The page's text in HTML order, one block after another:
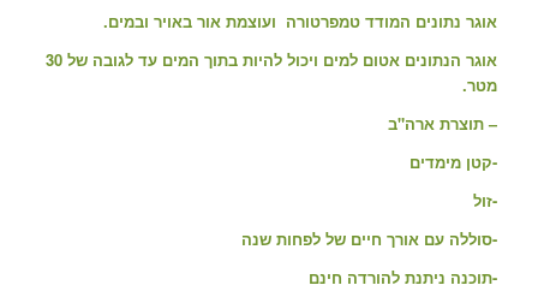
אוגר נתונים המודד טמפרטורה ועוצמת אור באויר ובמים.
אוגר הנתונים אטום למים ויכול להיות בתוך המים עד לגובה של 30
מטר.
– תוצרת ארה"ב
-קטן מימדים
-זול
-סוללה עם אורך חיים של לפחות שנה
-תוכנה ניתנת להורדה חינם